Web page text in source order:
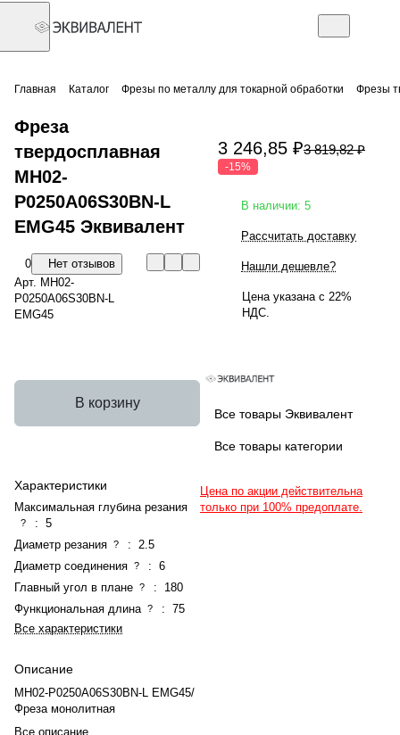
Главная Каталог Фрезы по металлу для токарной обработки Фрезы
Фреза
твердосплавная
MH02-
P0250A06S30BN-L
EMG45 Эквивалент
0
Нет отзывов
Арт. MH02-
P0250A06S30BN-L
EMG45
В корзину
Характеристики
Максимальная глубина резания
? : 5
Диаметр резания ? :
2.5
Диаметр соединения ? : 6
Главный угол в плане ? :
180
Функциональная длина ? : 75
Все характеристики
Описание
MH02-P0250A06S30BN-L EMG45/
Фреза монолитная
Все описание
3 246,85 ₽3 819,82 ₽
-15%
В наличии: 5
Рассчитать доставку
Нашли дешевле?
Цена указана с 22%
НДС.
Все товары Эквивалент
Все товары категории
Цена по акции действительна
только при 100% предоплате.